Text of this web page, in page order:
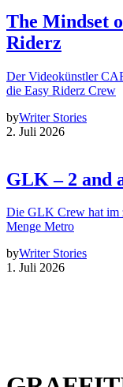
The Mindset
Riderz
Der Videokünstler
die Easy Riderz Crew
byWriter Stories
2. Juli 2026
GLK – 2 and
Die GLK Crew hat im
Menge Metro
byWriter Stories
1. Juli 2026